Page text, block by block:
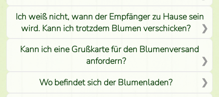
Ich weiß nicht, wann der Empfänger zu Hause sein
wird. Kann ich trotzdem Blumen verschicken?
Kann ich eine Grußkarte für den Blumenversand
anfordern?
Wo befindet sich der Blumenladen?